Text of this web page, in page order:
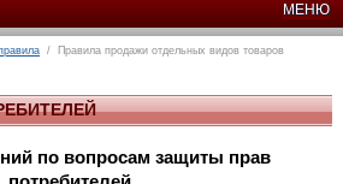
МЕНЮ
/ Правила продажи отдельных видов товаров
по вопросам защиты прав